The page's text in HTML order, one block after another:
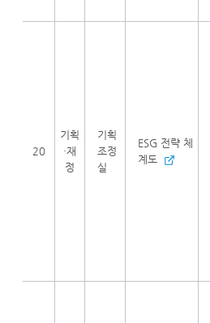
20
기획
·재
정
기획
조정
실
ESG 전략 체
계도